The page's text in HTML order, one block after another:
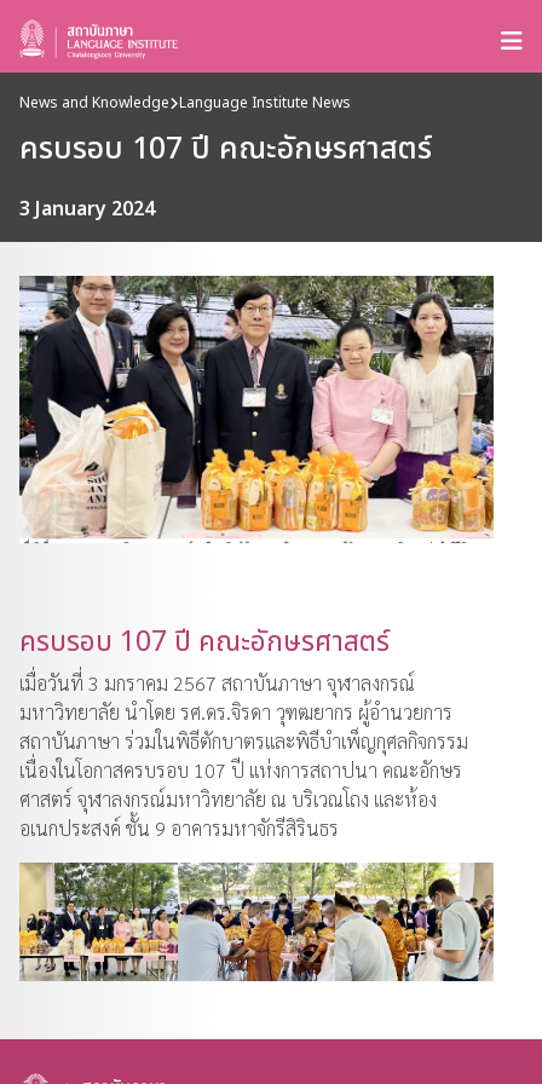
News and Knowledge Language Institute News
ครบรอบ 107 ปี คณะอักษรศาสตร์
3 January 2024
ครบรอบ 107 ปี คณะอักษรศาสตร์
เมื่อวันที่ 3 มกราคม 2567 สถาบันภาษา จุฬาลงกรณ์
มหาวิทยาลัย นำโดย รศ.ดร.จิรดา วุฑฒยากร ผู้อำนวยการ
สถาบันภาษา ร่วมในพิธีตักบาตรและพิธีบำเพ็ญกุศลกิจกรรม
เนื่องในโอกาสครบรอบ 107 ปี แห่งการสถาปนา คณะอักษร
ศาสตร์ จุฬาลงกรณ์มหาวิทยาลัย ณ บริเวณโถง และห้อง
อเนกประสงค์ ชั้น 9 อาคารมหาจักรีสิรินธร